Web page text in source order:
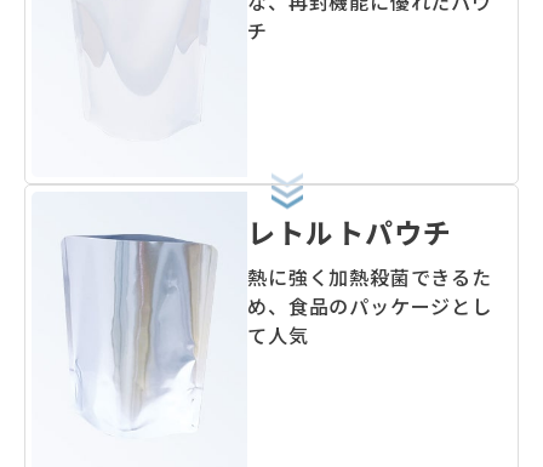
チ
レトルトパウチ
熱に強く加熱殺菌できるた
め、食品のパッケージとし
て人気